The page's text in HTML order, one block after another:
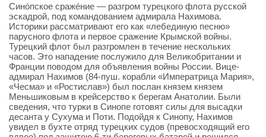
Сино́пское сраже́ние — разгром турецкого флота русской
эскадрой, под командованием адмирала Нахимова.
Историки рассматривают его как «лебединую песню»
парусного флота и первое сражение Крымской войны.
Турецкий флот был разгромлен в течение нескольких
часов. Это нападение послужило для Великобритании и
Франции поводом для объявления войны России. Вице-
адмирал Нахимов (84-пуш. корабли «Императрица Мария»,
«Чесма» и «Ростислав») был послан князем князем
Меньшиковым в крейсерство к берегам Анатолии. Были
сведения, что турки в Синопе готовят силы для высадки
десанта у Сухума и Поти. Подойдя к Синопу, Нахимов
увидел в бухте отряд турецких судов (превосходящий его